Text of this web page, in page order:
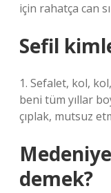
için rahatça can
Sefil
1. Sefalet, kol,
beni tüm yıllar
çıplak, mutsuz
demek?